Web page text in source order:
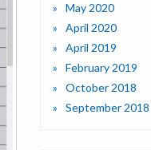
May 2020
April 2020
April 2019
February 2019
October 2018
September 2018